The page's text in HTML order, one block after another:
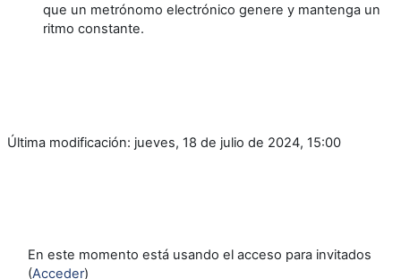
que un metrónomo electrónico genere y mantenga un
ritmo constante.
Última modificación: jueves, 18 de julio de 2024, 15:00
En este momento está usando el acceso para invitados
(Acceder)